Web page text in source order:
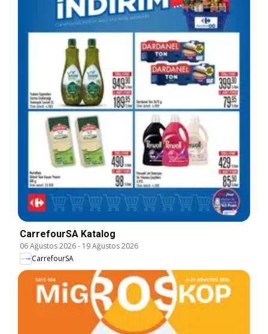
CarrefourSA Katalog
06 Ağustos 2026- 19 Ağustos 2026
CarrefourSA